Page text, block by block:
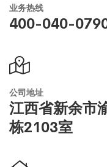
业务热线
400-040-
公司地址
江西省新余市
栋2103室